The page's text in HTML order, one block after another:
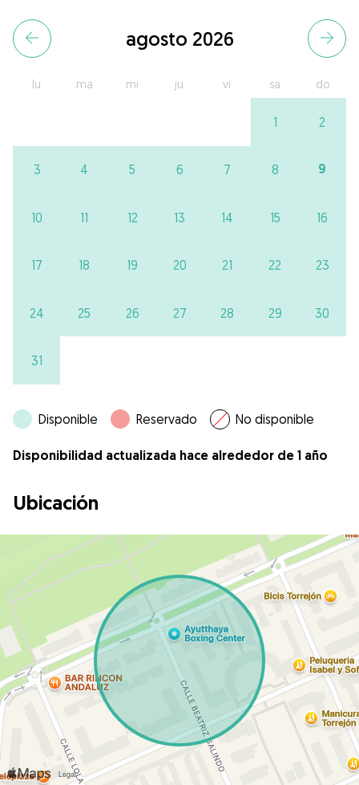
agosto 2026
lu ma mi ju vi sa do
1 2
3 4 5 6 7 8 9
10 11 12 13 14 15 16
17 18 19 20 21 22 23
24 25 26 27 28 29 30
31
Disponible Reservado No disponible
Disponibilidad actualizada hace alrededor de 1 año
Ubicación